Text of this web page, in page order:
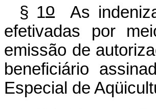
§ 1oAs
efetivadas por
emissão de
beneficiário
Especial de